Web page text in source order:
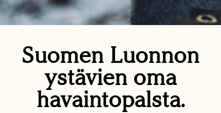
Suomen Luonnon
ystävien oma
havaintopalsta.